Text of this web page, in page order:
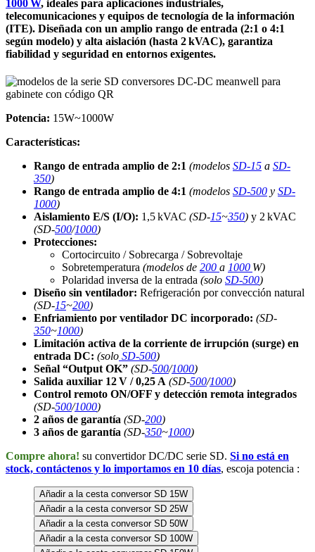
1000 W, ideales para aplicaciones industriales,
telecomunicaciones y equipos de tecnología de la información
(ITE). Diseñada con un amplio rango de entrada (2:1 o 4:1
según modelo) y alta aislación (hasta 2 kVAC), garantiza
fiabilidad y seguridad en entornos exigentes.
Potencia: 15W~1000W
Características:
Rango de entrada amplio de 2:1 (modelos SD-15 a SD-
350)
Rango de entrada amplio de 4:1 (modelos SD-500 y SD-
1000)
Aislamiento E/S (I/O): 1,5 kVAC (SD-15~350) y 2 kVAC
(SD-500/1000)
Protecciones:
Cortocircuito / Sobrecarga / Sobrevoltaje
Sobretemperatura (modelos de 200 a 1000 W)
Polaridad inversa de la entrada (solo SD-500)
Diseño sin ventilador: Refrigeración por convección natural
(SD-15~200)
Enfriamiento por ventilador DC incorporado: (SD-
350~1000)
Limitación activa de la corriente de irrupción (surge) en
entrada DC: (solo SD-500)
Señal “Output OK” (SD-500/1000)
Salida auxiliar 12 V / 0,25 A (SD-500/1000)
Control remoto ON/OFF y detección remota integrados
(SD-500/1000)
2 años de garantía (SD-200)
3 años de garantía (SD-350~1000)
Compre ahora! su convertidor DC/DC serie SD. Si no está en
stock, contáctenos y lo importamos en 10 días, escoja potencia :
Añadir a la cesta conversor SD 15W
Añadir a la cesta conversor SD 25W
Añadir a la cesta conversor SD 50W
Añadir a la cesta conversor SD 100W